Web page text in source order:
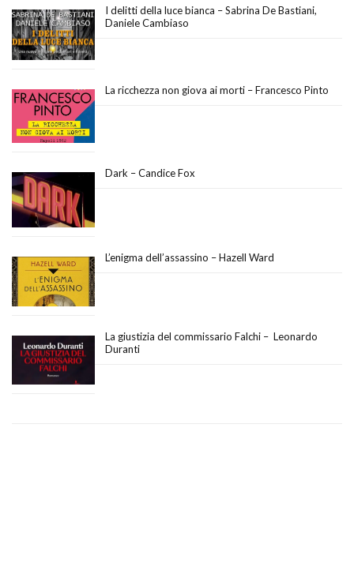
I delitti della luce bianca – Sabrina De Bastiani,
Daniele Cambiaso
La ricchezza non giova ai morti – Francesco Pinto
Dark – Candice Fox
L’enigma dell’assassino – Hazell Ward
La giustizia del commissario Falchi – Leonardo
Duranti